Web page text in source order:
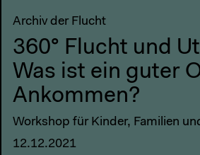
Archiv der Flucht
360° Flucht und
Was ist ein guter
Ankommen?
Workshop für Kinder, Familien
12.12.2021